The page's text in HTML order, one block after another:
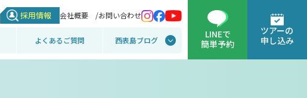
採用情報 会社概要 /お問い合わせ
よくあるご質問 西表島ブログ
ツアーの
申し込み
LINEで
簡単予約